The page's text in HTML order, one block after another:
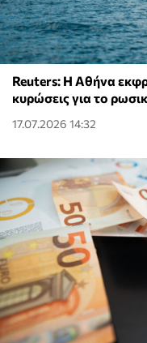
Reuters: Η Αθήνα
κυρώσεις για το
17.07.2026 14:32